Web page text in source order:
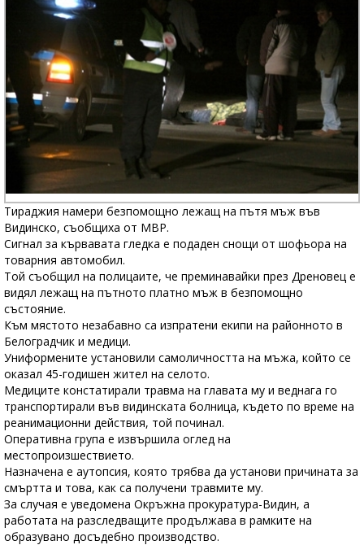
Тираджия намери безпомощно лежащ на пътя мъж във
Видинско, съобщиха от МВР.
Сигнал за кървавата гледка е подаден снощи от шофьора на
товарния автомобил.
Той съобщил на полицаите, че преминавайки през Дреновец е
видял лежащ на пътното платно мъж в безпомощно
състояние.
Към мястото незабавно са изпратени екипи на районното в
Белоградчик и медици.
Униформените установили самоличността на мъжа, който се
оказал 45-годишен жител на селото.
Медиците констатирали травма на главата му и веднага го
транспортирали във видинската болница, където по време на
реанимационни действия, той починал.
Оперативна група е извършила оглед на
местопроизшествието.
Назначена е аутопсия, която трябва да установи причината за
смъртта и това, как са получени травмите му.
За случая е уведомена Окръжна прокуратура-Видин, а
работата на разследващите продължава в рамките на
образувано досъдебно производство.